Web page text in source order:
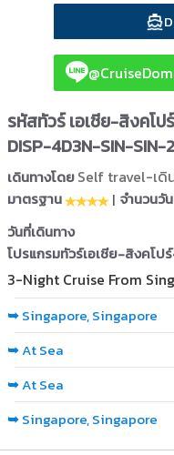
รหัสทัวร์ เอเชีย-สิงคโ
DISP-4D3N-SIN-
เดินทางโดยSelf travel-เดิ
มาตรฐาน | จำนวนวัน
วันที่เดินทาง
โปรแกรมทัวร์เอเชีย-สิงคโ
3-Night Cruise From
➥Singapore, Singapore
➥At Sea
➥At Sea
➥Singapore, Singapore